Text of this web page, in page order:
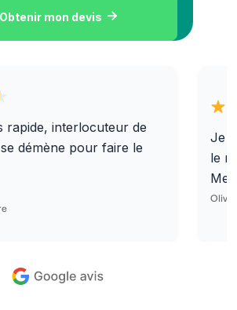
Obtenir mon devis 
rapide, interlocuteur de
démène pour faire le
Je
le